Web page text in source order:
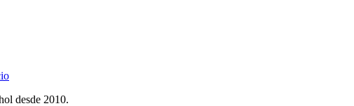
desde 2010.